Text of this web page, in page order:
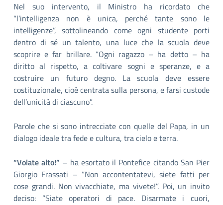
Nel suo intervento, il Ministro ha ricordato che
“l’intelligenza non è unica, perché tante sono le
intelligenze”, sottolineando come ogni studente porti
dentro di sé un talento, una luce che la scuola deve
scoprire e far brillare. “Ogni ragazzo – ha detto – ha
diritto al rispetto, a coltivare sogni e speranze, e a
costruire un futuro degno. La scuola deve essere
costituzionale, cioè centrata sulla persona, e farsi custode
dell’unicità di ciascuno”.
Parole che si sono intrecciate con quelle del Papa, in un
dialogo ideale tra fede e cultura, tra cielo e terra.
“Volate alto!” – ha esortato il Pontefice citando San Pier
Giorgio Frassati – “Non accontentatevi, siete fatti per
cose grandi. Non vivacchiate, ma vivete!”. Poi, un invito
deciso: “Siate operatori di pace. Disarmate i cuori,